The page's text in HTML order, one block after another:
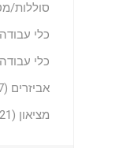
סוללות/
כלי
כלי עבודה
אביזרים (57)
מציאון (21)